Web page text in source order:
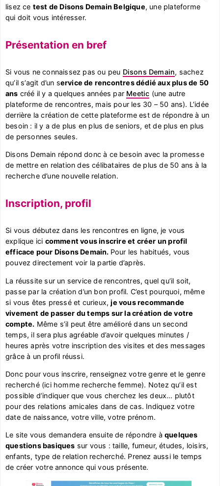
lisez ce test de Disons Demain Belgique, une plateforme
qui doit vous intéresser.
Présentation en bref
Si vous ne connaissez pas ou peu Disons Demain, sachez
qu’il s’agit d’un service de rencontres dédié aux plus de 50
ans créé il y a quelques années par Meetic (une autre
plateforme de rencontres, mais pour les 30 – 50 ans). L’idée
derrière la création de cette plateforme est de répondre à un
besoin : il y a de plus en plus de seniors, et de plus en plus
de personnes seules.
Disons Demain répond donc à ce besoin avec la promesse
de mettre en relation des célibataires de plus de 50 ans à la
recherche d’une nouvelle relation.
Inscription, profil
Si vous débutez dans les rencontres en ligne, je vous
explique ici comment vous inscrire et créer un profil
efficace pour Disons Demain. Pour les habitués, vous
pouvez directement voir la partie d’après.
La réussite sur un service de rencontres, quel qu’il soit,
passe par la création d’un bon profil. C’est pourquoi, même
si vous êtes pressé et curieux,je vous recommande
vivement de passer du temps sur la création de votre
compte. Même s’il peut être amélioré dans un second
temps, il sera plus agréable d’avoir quelques minutes /
heures après votre inscription des visites et des messages
grâce à un profil réussi.
Donc pour vous inscrire, renseignez votre genre et le genre
recherché (ici homme recherche femme). Notez qu’il est
possible d’indiquer que vous cherchez les deux… plutôt
pour des relations amicales dans de cas. Indiquez votre
date de naissance, votre ville, votre prénom.
Le site vous demandera ensuite de répondre à quelques
questions basiques sur vous : taille, fumeur, études, loisirs,
enfants, type de relation recherché. Prenez aussi le temps
de créer votre annonce qui vous présente.